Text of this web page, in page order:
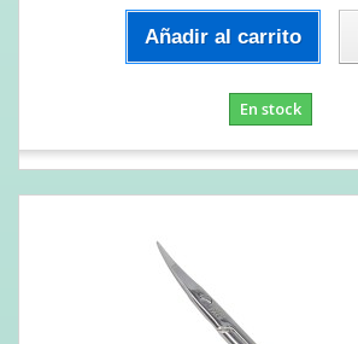
Añadir al carrito
En stock